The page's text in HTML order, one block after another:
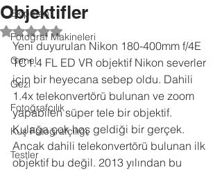
Ekipman
Fotoğraf Makineleri
Genel
Gezi
Fotoğrafçılık
Kuş Fotoğrafçılığı
Testler
Objektifler
5 üzerinden NaN yıldız
Yeni duyurulan Nikon 180-400mm f/4E
TC1.4 FL ED VR objektif Nikon severler
için bir heyecana sebep oldu. Dahili
1.4x telekonvertörü bulunan ve zoom
yapabilen süper tele bir objektif.
Kulağa çok hoş geldiği bir gerçek.
Ancak dahili telekonvertörü bulunan ilk
objektif bu değil. 2013 yılından bu